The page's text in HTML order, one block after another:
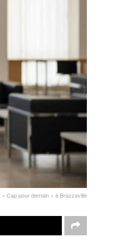
Cap pour demain » à Brazzaville